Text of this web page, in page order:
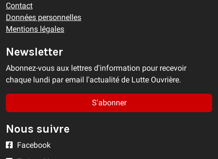
Contact
Données personnelles
Mentions légales
Newsletter
Abonnez-vous aux lettres d'information pour recevoir
chaque lundi par email l'actualité de Lutte Ouvrière.
S'abonner
Nous suivre
Facebook